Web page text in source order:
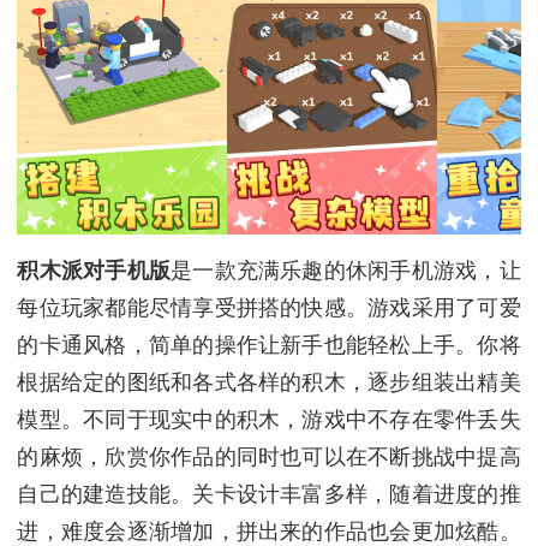
积木派对手机版是一款充满乐趣的休闲手机游戏，让
每位玩家都能尽情享受拼搭的快感。游戏采用了可爱
的卡通风格，简单的操作让新手也能轻松上手。你将
根据给定的图纸和各式各样的积木，逐步组装出精美
模型。不同于现实中的积木，游戏中不存在零件丢失
的麻烦，欣赏你作品的同时也可以在不断挑战中提高
自己的建造技能。关卡设计丰富多样，随着进度的推
进，难度会逐渐增加，拼出来的作品也会更加炫酷。